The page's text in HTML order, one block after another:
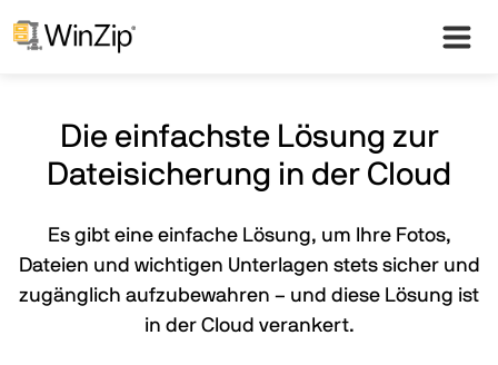
Die einfachste Lösung zur
Dateisicherung in der Cloud
Es gibt eine einfache Lösung, um Ihre Fotos,
Dateien und wichtigen Unterlagen stets sicher und
zugänglich aufzubewahren – und diese Lösung ist
in der Cloud verankert.